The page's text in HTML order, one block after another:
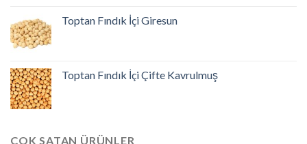
Toptan Fındık İçi Giresun
Toptan Fındık İçi Çifte Kavrulmuş
ÇOK SATAN ÜRÜNLER